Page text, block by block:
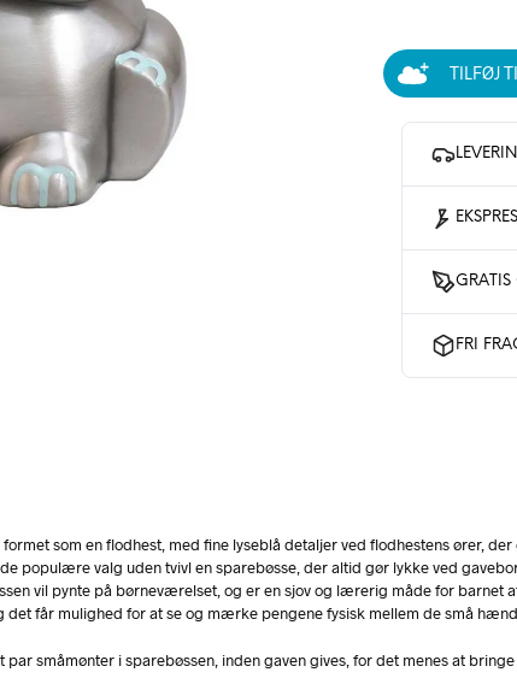
TILFØJ
FRI
som en flodhest, med fine lyseblå detaljer ved flodhestens ører,
populære valg uden tvivl en sparebøsse, der altid gør lykke ved
vil pynte på børneværelset, og er en sjov og lærerig måde for barnet
det får mulighed for at se og mærke pengene fysisk mellem de små
småmønter i sparebøssen, inden gaven gives, for det menes at bringe